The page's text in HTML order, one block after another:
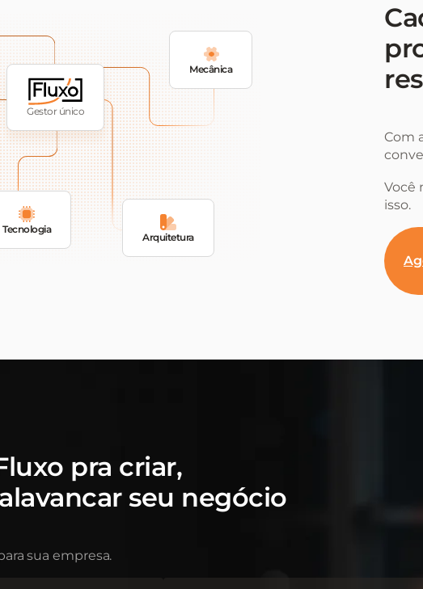
Gestor único
Mecânica
Tecnologia
Arquitetura
Com
Você
isso.
pra criar,
seu negócio
sua empresa.